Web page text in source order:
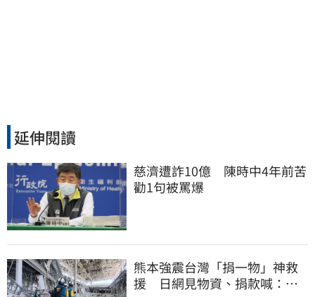
延伸閱讀
慈濟遭詐10億　陳時中4年前苦
勸1句被罵爆
熊本強震台灣「捐一物」神救
援 日網見物資、捐款喊：給